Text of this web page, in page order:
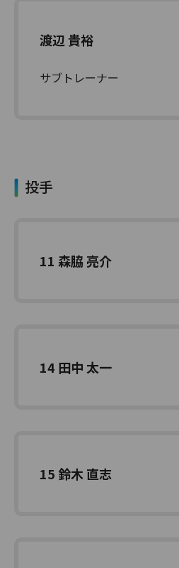
渡辺 貴裕
サブトレーナー
投手
11 森脇 亮介
14 田中 太一
15 鈴木 直志